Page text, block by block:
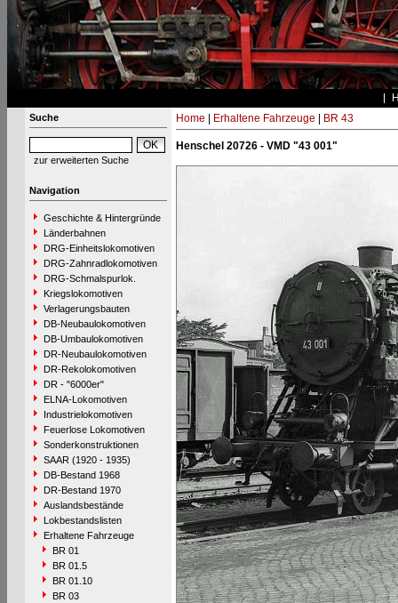
Suche
zur erweiterten Suche
Navigation
Geschichte & Hintergründe
Länderbahnen
DRG-Einheitslokomotiven
DRG-Zahnradlokomotiven
DRG-Schmalspurlok.
Kriegslokomotiven
Verlagerungsbauten
DB-Neubaulokomotiven
DB-Umbaulokomotiven
DR-Neubaulokomotiven
DR-Rekolokomotiven
DR - "6000er"
ELNA-Lokomotiven
Industrielokomotiven
Feuerlose Lokomotiven
Sonderkonstruktionen
SAAR (1920 - 1935)
DB-Bestand 1968
DR-Bestand 1970
Auslandsbestände
Lokbestandslisten
Erhaltene Fahrzeuge
BR 01
BR 01.5
BR 01.10
BR 03
Home Erhaltene Fahrzeuge BR 43
Henschel 20726 - VMD "43 001"